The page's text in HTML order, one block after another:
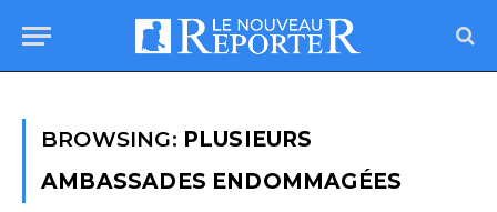
BROWSING: PLUSIEURS
AMBASSADES ENDOMMAGÉES